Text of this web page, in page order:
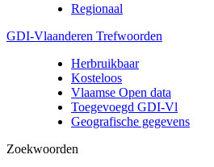
Regionaal
GDI-Vlaanderen Trefwoorden
Herbruikbaar
Kosteloos
Vlaamse Open data
Toegevoegd GDI-Vl
Geografische gegevens
Zoekwoorden